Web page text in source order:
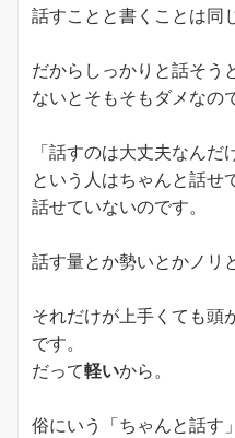
話すことと書くことは同
だからしっかりと話そう
ないとそもそもダメなの
「話すのは大丈夫なんだ
という人はちゃんと話せ
話せていないのです。
話す量とか勢いとかノリ
それだけが上手くても頭
です。
だって軽いから。
俗にいう「ちゃんと話す